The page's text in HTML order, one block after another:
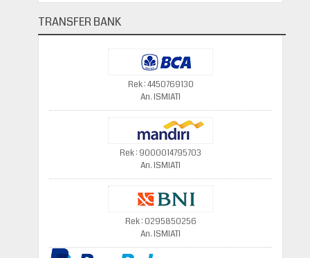
TRANSFER BANK
Rek : 4450769130
An. ISMIATI
Rek : 9000014795703
An. ISMIATI
Rek : 0295850256
An. ISMIATI